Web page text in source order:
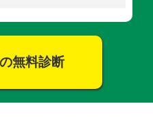
無料診断